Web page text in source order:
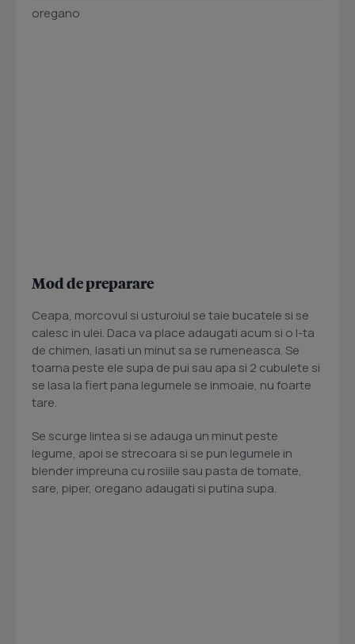
oregano
Mod de preparare
Ceapa, morcovul si usturoiul se taie bucatele si se
calesc in ulei. Daca va place adaugati acum si o l-ta
de chimen, lasati un minut sa se rumeneasca. Se
toarna peste ele supa de pui sau apa si 2 cubulete si
se lasa la fiert pana legumele se inmoaie, nu foarte
tare.
Se scurge lintea si se adauga un minut peste
legume, apoi se strecoara si se pun legumele in
blender impreuna cu rosiile sau pasta de tomate,
sare, piper, oregano adaugati si putina supa.